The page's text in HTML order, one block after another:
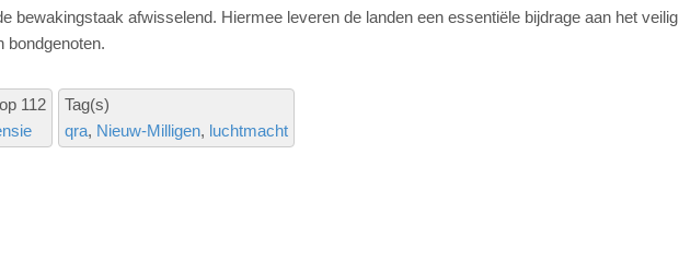
bewakingstaak afwisselend. Hiermee leveren de landen een essentiële bijdrage aan het veilig
bondgenoten.
112
Tag(s)
qra Nieuw-Milligen luchtmacht